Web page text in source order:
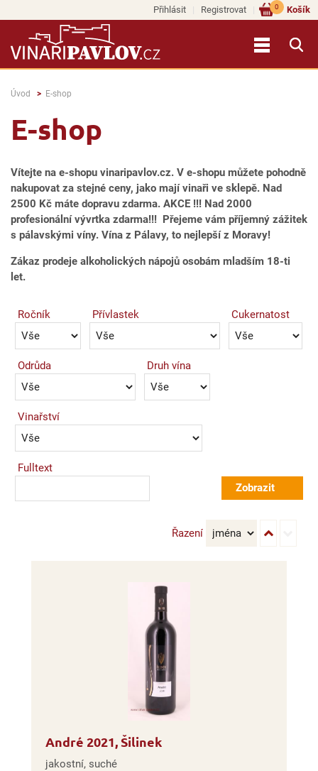
Přihlásit Registrovat Košík
0
Úvod E-shop
E-shop
Vítejte na e-shopu vinaripavlov.cz. V e-shopu můžete pohodně
nakupovat za stejné ceny, jako mají vinaři ve sklepě. Nad
2500 Kč máte dopravu zdarma. AKCE !!! Nad 2000
profesionální vývrtka zdarma!!! Přejeme vám příjemný zážitek
s pálavskými víny. Vína z Pálavy, to nejlepší z Moravy!
Zákaz prodeje alkoholických nápojů osobám mladším 18-ti
let.
Ročník Přívlastek Cukernatost
Odrůda Druh vína
Vinařství
Fulltext
Řazení
André 2021, Šilinek
jakostní, suché